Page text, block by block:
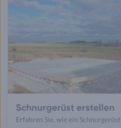
Schnurgerüst erstellen
Erfahren Sie, wie ein Schnurgerüst